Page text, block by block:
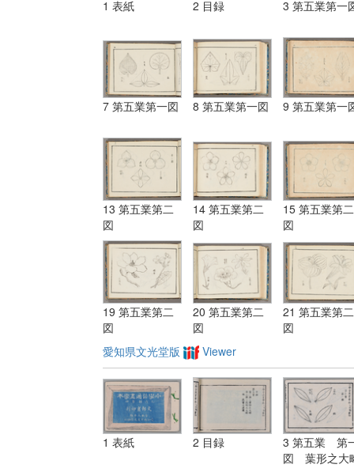
1 表紙 2 目録 3 第五業第一
7 第五業第一図 8 第五業第一図 9 第五業第一
13 第五業第二
図
14 第五業第二
図
15 第五業第二
図
19 第五業第二
図
20 第五業第二
図
21 第五業第二
図
愛知県文光堂版
Viewer
1 表紙 2 目録
3 第五業 第
図 葉形之大